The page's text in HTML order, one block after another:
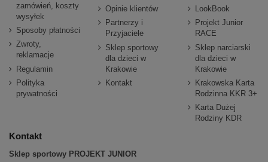
zamówień, koszty
wysyłek
Sposoby płatności
Zwroty,
reklamacje
Regulamin
Polityka
prywatności
Opinie klientów
Partnerzy i
Przyjaciele
Sklep sportowy
dla dzieci w
Krakowie
Kontakt
LookBook
Projekt Junior
RACE
Sklep narciarski
dla dzieci w
Krakowie
Krakowska Karta
Rodzinna KKR 3+
Karta Dużej
Rodziny KDR
Kontakt
Sklep sportowy PROJEKT JUNIOR